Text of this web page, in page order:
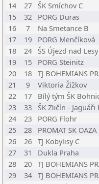
14
27 ŠK Smíchov C
15
32 PORG Duras
16
7 Na Smetance B
17
19 PORG Menčíková
18
24 ŠS Újezd nad
19
15 PORG Steinitz
20
18 TJ BOHEMIANS
21
9 Viktoria Žižkov
22
17 Bílý tým ŠK
23
33 ŠK Zličín - Jaguáři
24
23 PORG Flohr
25
28 PROMAT SK
26
26 TJ Kobylisy C
27
31 Dukla Praha
28
20 TJ BOHEMIANS
29
34 TJ BOHEMIANS